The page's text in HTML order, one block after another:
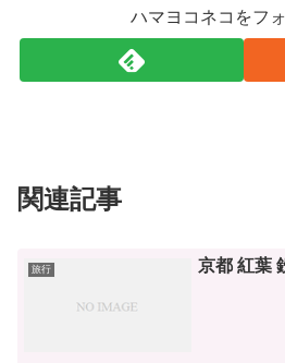
ハマヨコネコをフ
関連記事
旅行 京都 紅葉